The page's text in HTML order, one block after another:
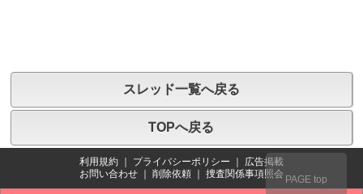
スレッド一覧へ戻る
TOPへ戻る
利用規約 ｜ プライバシーポリシー ｜ 広告掲載
お問い合わせ ｜ 削除依頼 ｜ 捜査関係事項照会
PAGE top